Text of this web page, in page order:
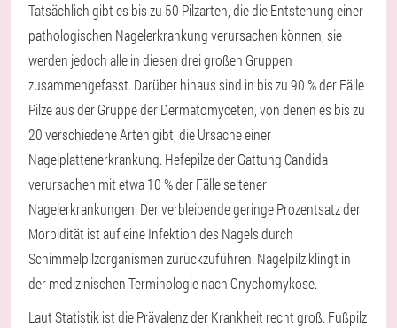
Tatsächlich gibt es bis zu 50 Pilzarten, die die Entstehung einer
pathologischen Nagelerkrankung verursachen können, sie
werden jedoch alle in diesen drei großen Gruppen
zusammengefasst. Darüber hinaus sind in bis zu 90 % der Fälle
Pilze aus der Gruppe der Dermatomyceten, von denen es bis zu
20 verschiedene Arten gibt, die Ursache einer
Nagelplattenerkrankung. Hefepilze der Gattung Candida
verursachen mit etwa 10 % der Fälle seltener
Nagelerkrankungen. Der verbleibende geringe Prozentsatz der
Morbidität ist auf eine Infektion des Nagels durch
Schimmelpilzorganismen zurückzuführen. Nagelpilz klingt in
der medizinischen Terminologie nach Onychomykose.
Laut Statistik ist die Prävalenz der Krankheit recht groß. Fußpilz